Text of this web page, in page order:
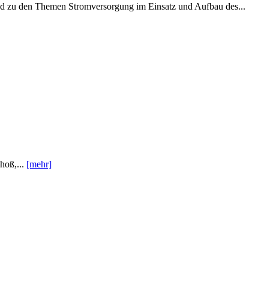
den Themen Stromversorgung im Einsatz und Aufbau des...
[mehr]